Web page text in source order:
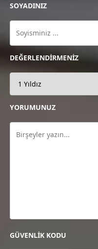
SOYADINIZ
DEĞERLENDİRMENİZ
YORUMUNUZ
GÜVENLİK KODU